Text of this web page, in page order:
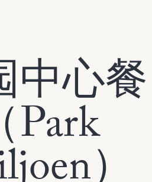
中心餐
Park